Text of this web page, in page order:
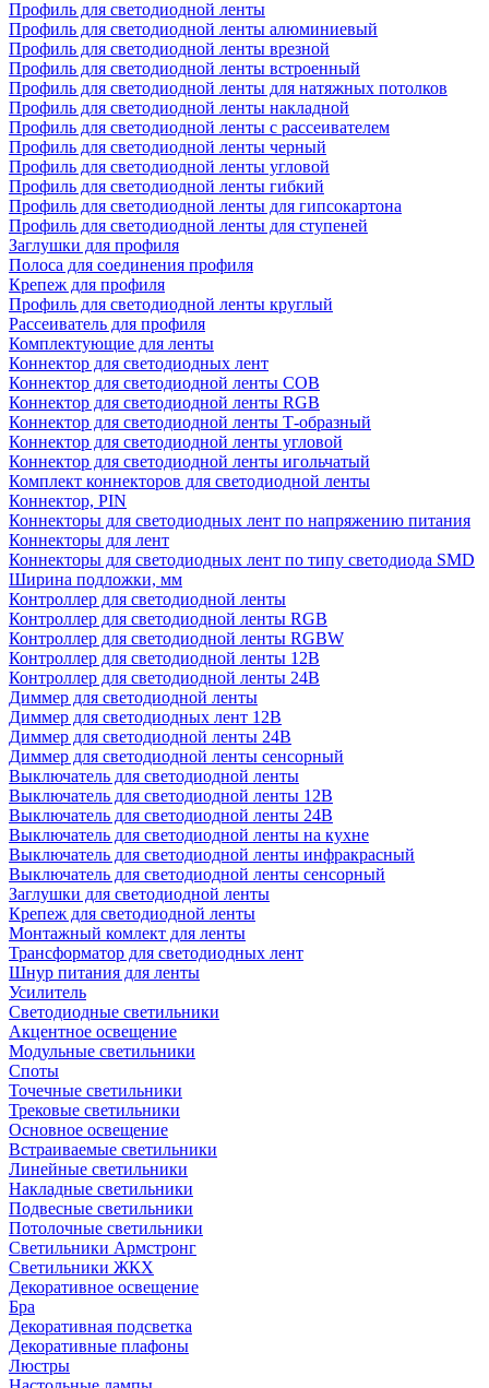
Профиль для светодиодной ленты
Профиль для светодиодной ленты алюминиевый
Профиль для светодиодной ленты врезной
Профиль для светодиодной ленты встроенный
Профиль для светодиодной ленты для натяжных потолков
Профиль для светодиодной ленты накладной
Профиль для светодиодной ленты с рассеивателем
Профиль для светодиодной ленты черный
Профиль для светодиодной ленты угловой
Профиль для светодиодной ленты гибкий
Профиль для светодиодной ленты для гипсокартона
Профиль для светодиодной ленты для ступеней
Заглушки для профиля
Полоса для соединения профиля
Крепеж для профиля
Профиль для светодиодной ленты круглый
Рассеиватель для профиля
Комплектующие для ленты
Коннектор для светодиодных лент
Коннектор для светодиодной ленты COB
Коннектор для светодиодной ленты RGB
Коннектор для светодиодной ленты Т-образный
Коннектор для светодиодной ленты угловой
Коннектор для светодиодной ленты игольчатый
Комплект коннекторов для светодиодной ленты
Коннектор, PIN
Коннекторы для светодиодных лент по напряжению питания
Коннекторы для лент
Коннекторы для светодиодных лент по типу светодиода SMD
Ширина подложки, мм
Контроллер для светодиодной ленты
Контроллер для светодиодной ленты RGB
Контроллер для светодиодной ленты RGBW
Контроллер для светодиодной ленты 12В
Контроллер для светодиодной ленты 24В
Диммер для светодиодной ленты
Диммер для светодиодных лент 12В
Диммер для светодиодной ленты 24В
Диммер для светодиодной ленты сенсорный
Выключатель для светодиодной ленты
Выключатель для светодиодной ленты 12В
Выключатель для светодиодной ленты 24В
Выключатель для светодиодной ленты на кухне
Выключатель для светодиодной ленты инфракрасный
Выключатель для светодиодной ленты сенсорный
Заглушки для светодиодной ленты
Крепеж для светодиодной ленты
Монтажный комлект для ленты
Трансформатор для светодиодных лент
Шнур питания для ленты
Усилитель
Светодиодные светильники
Акцентное освещение
Модульные светильники
Споты
Точечные светильники
Трековые светильники
Основное освещение
Встраиваемые светильники
Линейные светильники
Накладные светильники
Подвесные светильники
Потолочные светильники
Светильники Армстронг
Светильники ЖКХ
Декоративное освещение
Бра
Декоративная подсветка
Декоративные плафоны
Люстры